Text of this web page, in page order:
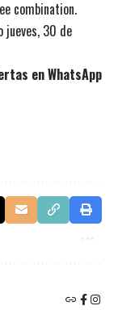
combination.
jueves, 30 de
en WhatsApp